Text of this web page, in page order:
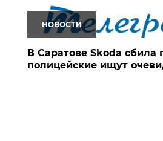
НОВОСТИ
В Саратове Skoda сбила
полицейские ищут